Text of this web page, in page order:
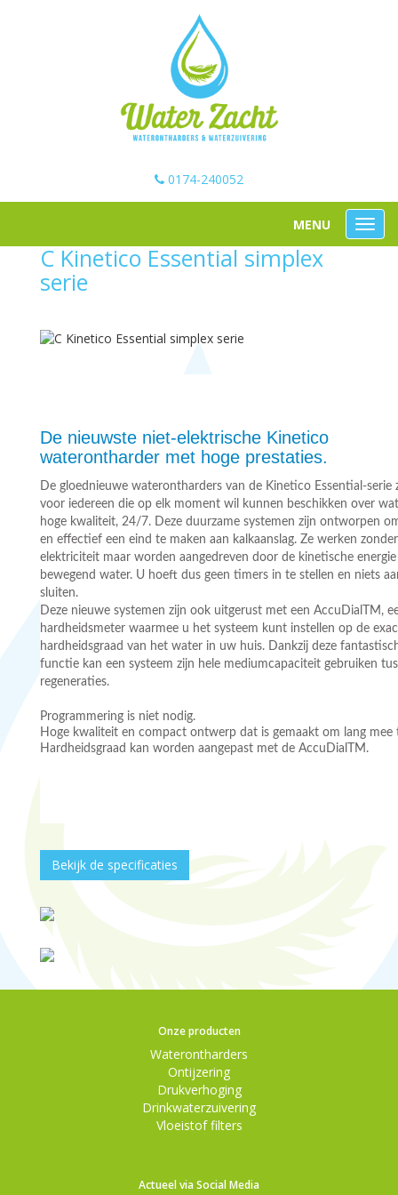
0174-240052
C Kinetico Essential simplex
serie
De nieuwste niet-elektrische Kinetico
waterontharder met hoge prestaties.
De gloednieuwe waterontharders van de Kinetico Essential-serie
voor iedereen die op elk moment wil kunnen beschikken over
hoge kwaliteit, 24/7. Deze duurzame systemen zijn ontworpen
en effectief een eind te maken aan kalkaanslag. Ze werken zonder
elektriciteit maar worden aangedreven door de kinetische
bewegend water. U hoeft dus geen timers in te stellen en niets
sluiten.
Deze nieuwe systemen zijn ook uitgerust met een AccuDialTM,
hardheidsmeter waarmee u het systeem kunt instellen op de
hardheidsgraad van het water in uw huis. Dankzij deze
functie kan een systeem zijn hele mediumcapaciteit gebruiken
regeneraties.
Programmering is niet nodig.
Hoge kwaliteit en compact ontwerp dat is gemaakt om lang mee
Hardheidsgraad kan worden aangepast met de AccuDialTM.
Bekijk de specificaties
Onze producten
Waterontharders
Ontijzering
Drukverhoging
Drinkwaterzuivering
Vloeistof filters
Actueel via Social Media